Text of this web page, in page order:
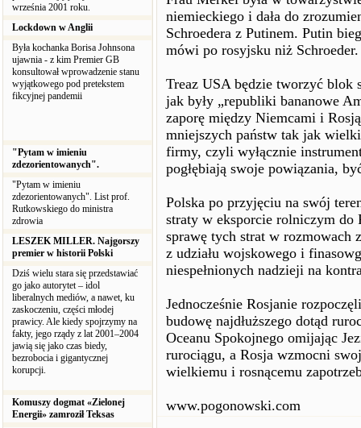
września 2001 roku.
Lockdown w Anglii
Była kochanka Borisa Johnsona
ujawnia - z kim Premier GB
konsultował wprowadzenie stanu
wyjątkowego pod pretekstem
fikcyjnej pandemii
"Pytam w imieniu
zdezorientowanych".
"Pytam w imieniu
zdezorientowanych". List prof.
Rutkowskiego do ministra
zdrowia
LESZEK MILLER. Najgorszy
premier w historii Polski
Dziś wielu stara się przedstawiać
go jako autorytet – idol
liberalnych mediów, a nawet, ku
zaskoczeniu, części młodej
prawicy. Ale kiedy spojrzymy na
fakty, jego rządy z lat 2001–2004
jawią się jako czas biedy,
bezrobocia i gigantycznej
korupcji.
Komuszy dogmat «Zielonej
Energii» zamroził Teksas
niemieckiego i dała do
Schroedera z Putinem. Putin
mówi po rosyjsku niż Schroeder.
Treaz USA będzie tworzyć blok
jak były „republiki bananowe
zaporę między Niemcami i
mniejszych państw tak jak
firmy, czyli wyłącznie
pogłębiają swoje powiązania,
Polska po przyjęciu na swój
straty w eksporcie rolniczym do
sprawę tych strat w rozmowach
z udziału wojskowego i
niespełnionych nadzieji na
Jednocześnie Rosjanie
budowę najdłuższego dotąd
Oceanu Spokojnego omijając
rurociągu, a Rosja wzmocni
wielkiemu i rosnącemu
www.pogonowski.com